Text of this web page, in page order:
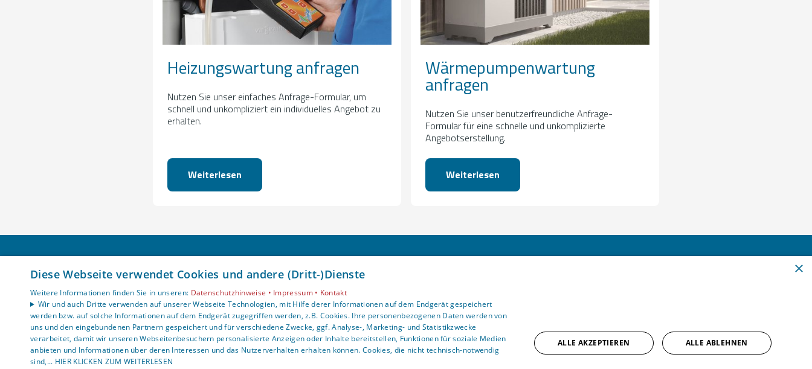
Heizungswartung anfragen
Nutzen Sie unser einfaches Anfrage-Formular, um
schnell und unkompliziert ein individuelles Angebot zu
erhalten.
Weiterlesen
Wärmepumpenwartung
anfragen
Nutzen Sie unser benutzerfreundliche Anfrage-
Formular für eine schnelle und unkomplizierte
Angebotserstellung.
Weiterlesen
Kölschbach Haustechnik GmbH
Im Kreuztal 91 - 93
57537 Wissen
E-Mail:info@koelschbach.de
02742 913390
Impressum
Unsere Bereiche
Privatkunden
Gewerbekunden
Karriere
Unternehmen
Kontakt
Weitere Informationen finden Sie in unserer
Datenschutzerklärung.
×
Diese Webseite verwendet Cookies und andere (Dritt-)Dienste
Weitere Informationen finden Sie in unseren: Datenschutzhinweise • Impressum • Kontakt
Wir und auch Dritte verwenden auf unserer Webseite Technologien, mit Hilfe derer Informationen auf dem Endgerät gespeichert
werden bzw. auf solche Informationen auf dem Endgerät zugegriffen werden, z.B. Cookies. Ihre personenbezogenen Daten werden von
uns und den eingebundenen Partnern gespeichert und für verschiedene Zwecke, ggf. Analyse-, Marketing- und Statistikzwecke
verarbeitet, damit wir unseren Webseitenbesuchern personalisierte Anzeigen oder Inhalte bereitstellen, Funktionen für soziale Medien
anbieten und Informationen über deren Interessen und das Nutzerverhalten erhalten können. Cookies, die nicht technisch-notwendig
sind,... HIER KLICKEN ZUM WEITERLESEN
ALLE AKZEPTIEREN ALLE ABLEHNEN